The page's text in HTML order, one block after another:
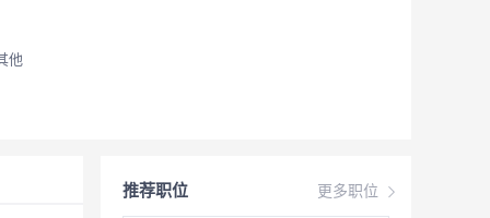
他
更多职位
推荐职位